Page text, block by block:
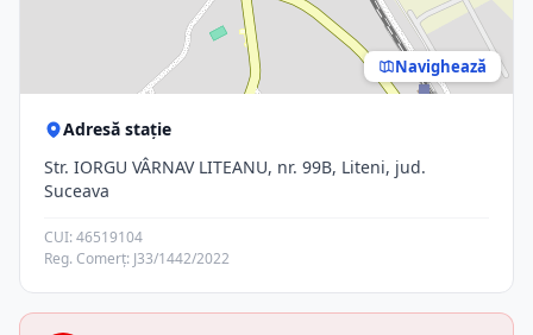
Navighează
Adresă stație
Str. IORGU VÂRNAV LITEANU, nr. 99B, Liteni, jud.
Suceava
CUI: 46519104
Reg. Comerț: J33/1442/2022